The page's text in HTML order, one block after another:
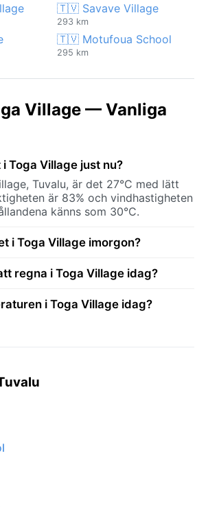
🇹🇻 Savave Village
293 km
🇹🇻 Motufoua School
295 km
Village — Vanliga
Toga Village just nu?
Tuvalu, är det 27°C med lätt
är 83% och vindhastigheten
känns som 30°C.
i Toga Village imorgon?
regna i Toga Village idag?
i Toga Village idag?